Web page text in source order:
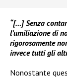
“[…] Senza
l’umiliazione di
rigorosamente
invece tutti gli
Nonostante